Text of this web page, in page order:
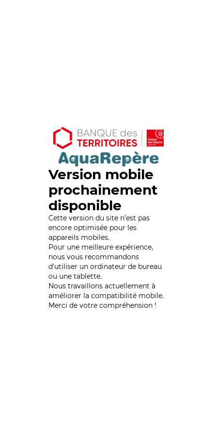
Version mobile
prochainement
disponible
Cette version du site n’est pas
encore optimisée pour les
appareils mobiles.
Pour une meilleure expérience,
nous vous recommandons
d'utiliser un ordinateur de bureau
ou une tablette.
Nous travaillons actuellement à
améliorer la compatibilité mobile.
Merci de votre compréhension !